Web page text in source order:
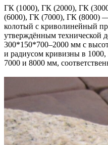
ГК (1000), ГК (2000), ГК
(6000), ГК (7000), ГК (8000)
колотый с криволинейный
утверждённым технической
300*150*700–2000 мм с
и радиусом кривизны в 1000,
7000 и 8000 мм,